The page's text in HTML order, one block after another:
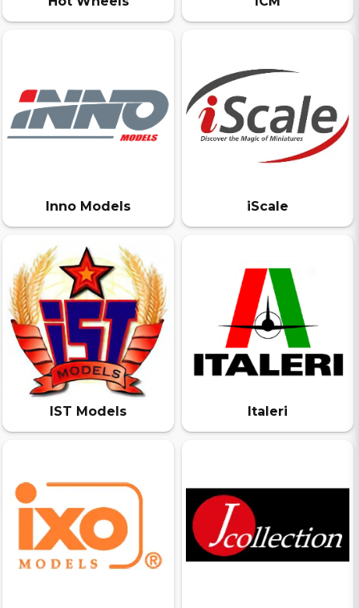
Inno Models iScale
IST Models Italeri